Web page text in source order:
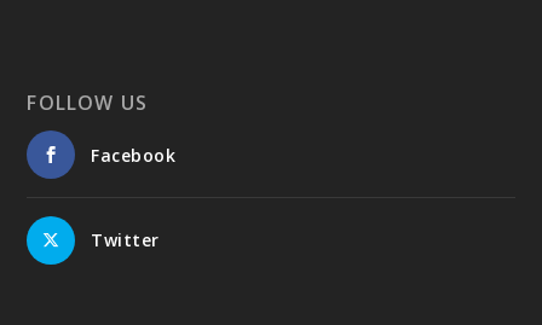
FOLLOW US
Facebook
Twitter